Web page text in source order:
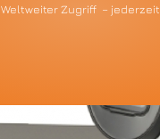
Weltweiter Zugriff – jederzeit